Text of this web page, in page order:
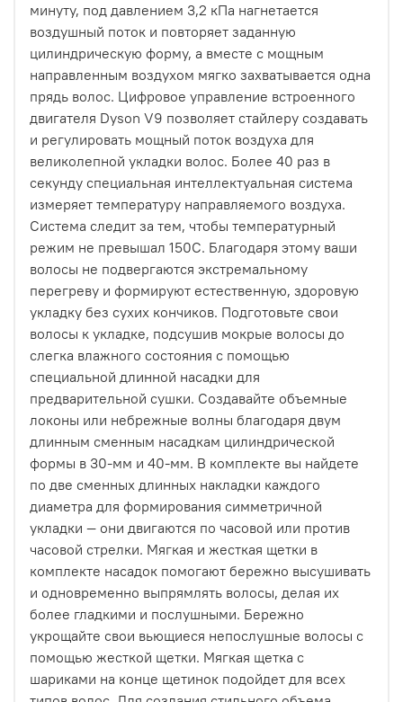
минуту, под давлением 3,2 кПа нагнетается
воздушный поток и повторяет заданную
цилиндрическую форму, а вместе с мощным
направленным воздухом мягко захватывается одна
прядь волос. Цифровое управление встроенного
двигателя Dyson V9 позволяет стайлеру создавать
и регулировать мощный поток воздуха для
великолепной укладки волос. Более 40 раз в
секунду специальная интеллектуальная система
измеряет температуру направляемого воздуха.
Система следит за тем, чтобы температурный
режим не превышал 150C. Благодаря этому ваши
волосы не подвергаются экстремальному
перегреву и формируют естественную, здоровую
укладку без сухих кончиков. Подготовьте свои
волосы к укладке, подсушив мокрые волосы до
слегка влажного состояния с помощью
специальной длинной насадки для
предварительной сушки. Создавайте объемные
локоны или небрежные волны благодаря двум
длинным сменным насадкам цилиндрической
формы в 30-мм и 40-мм. В комплекте вы найдете
по две сменных длинных накладки каждого
диаметра для формирования симметричной
укладки — они двигаются по часовой или против
часовой стрелки. Мягкая и жесткая щетки в
комплекте насадок помогают бережно высушивать
и одновременно выпрямлять волосы, делая их
более гладкими и послушными. Бережно
укрощайте свои вьющиеся непослушные волосы с
помощью жесткой щетки. Мягкая щетка с
шариками на конце щетинок подойдет для всех